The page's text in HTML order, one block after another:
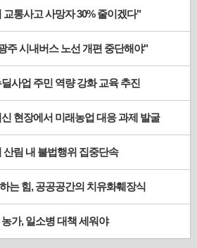
교통사고 사망자 30% 줄이겠다"
주 시내버스 노선 개편 중단해야"
사업 주민 역량 강화 교육 추진
현장에서 미래농업 대응 과제 발굴
산림 내 불법행위 집중단속
는 힘, 공공공간의 치유화훼장식
가, 일소병 대책 세워야